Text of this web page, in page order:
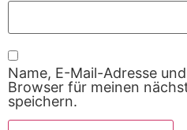
Name, E-Mail-Adresse
Browser für meinen
speichern.